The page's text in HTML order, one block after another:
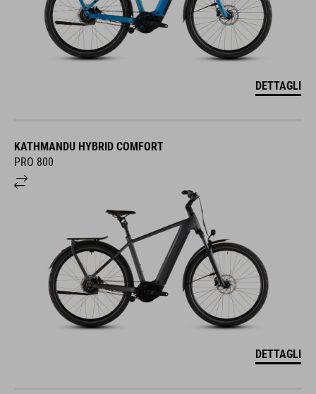
DETTAGLI
KATHMANDU HYBRID COMFORT
PRO 800
DETTAGLI